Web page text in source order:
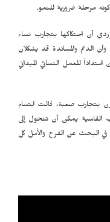
مرحلة ضرورية للنمو.
أن احتكاكها بتجارب نساء
الدعم والمساندة قد يشكلان
للعمل النسائي الميداني
بتجارب صعبة، قالت ابتسام
القاسية يمكن أن تتحول إلى
البحث عن الفرح والأمل كل